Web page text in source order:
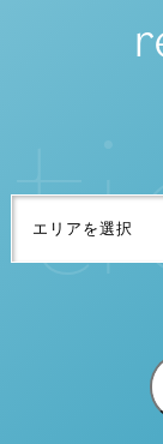
ti